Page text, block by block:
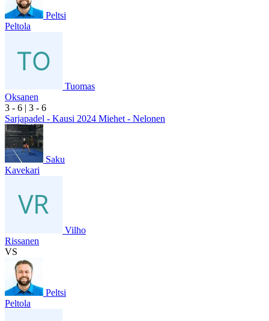
Peltsi
Peltola
Tuomas
Oksanen
3 - 6 | 3 - 6
Sarjapadel - Kausi 2024 Miehet - Nelonen
Saku
Kavekari
Vilho
Rissanen
VS
Peltsi
Peltola